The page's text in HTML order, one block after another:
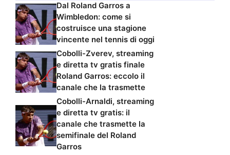
Dal Roland Garros a
Wimbledon: come si
costruisce una stagione
vincente nel tennis di oggi
Cobolli-Zverev, streaming
e diretta tv gratis finale
Roland Garros: eccolo il
canale che la trasmette
Cobolli-Arnaldi, streaming
e diretta tv gratis: il
canale che trasmette la
semifinale del Roland
Garros